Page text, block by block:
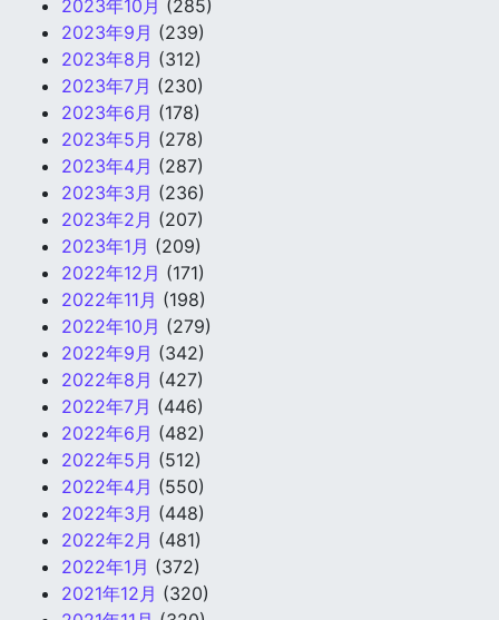
2023年10月 (285)
2023年9月 (239)
2023年8月 (312)
2023年7月 (230)
2023年6月 (178)
2023年5月 (278)
2023年4月 (287)
2023年3月 (236)
2023年2月 (207)
2023年1月 (209)
2022年12月 (171)
2022年11月 (198)
2022年10月 (279)
2022年9月 (342)
2022年8月 (427)
2022年7月 (446)
2022年6月 (482)
2022年5月 (512)
2022年4月 (550)
2022年3月 (448)
2022年2月 (481)
2022年1月 (372)
2021年12月 (320)